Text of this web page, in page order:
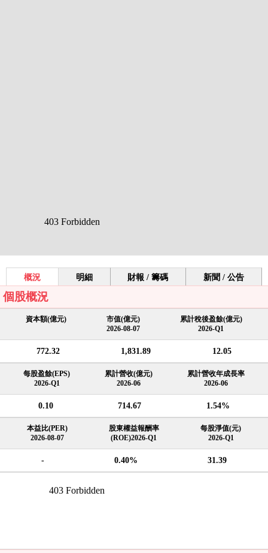
概況 明細 財報 / 籌碼 新聞 / 公告
個股概況
資本額(億元)
市值(億元)
2026-08-07
累計稅後盈餘(億元)
2026-Q1
772.32 1,831.89 12.05
每股盈餘(EPS)
2026-Q1
累計營收(億元)
2026-06
累計營收年成長率
2026-06
0.10 714.67 1.54%
本益比(PER)
2026-08-07
股東權益報酬率
(ROE)2026-Q1
每股淨值(元)
2026-Q1
- 0.40% 31.39